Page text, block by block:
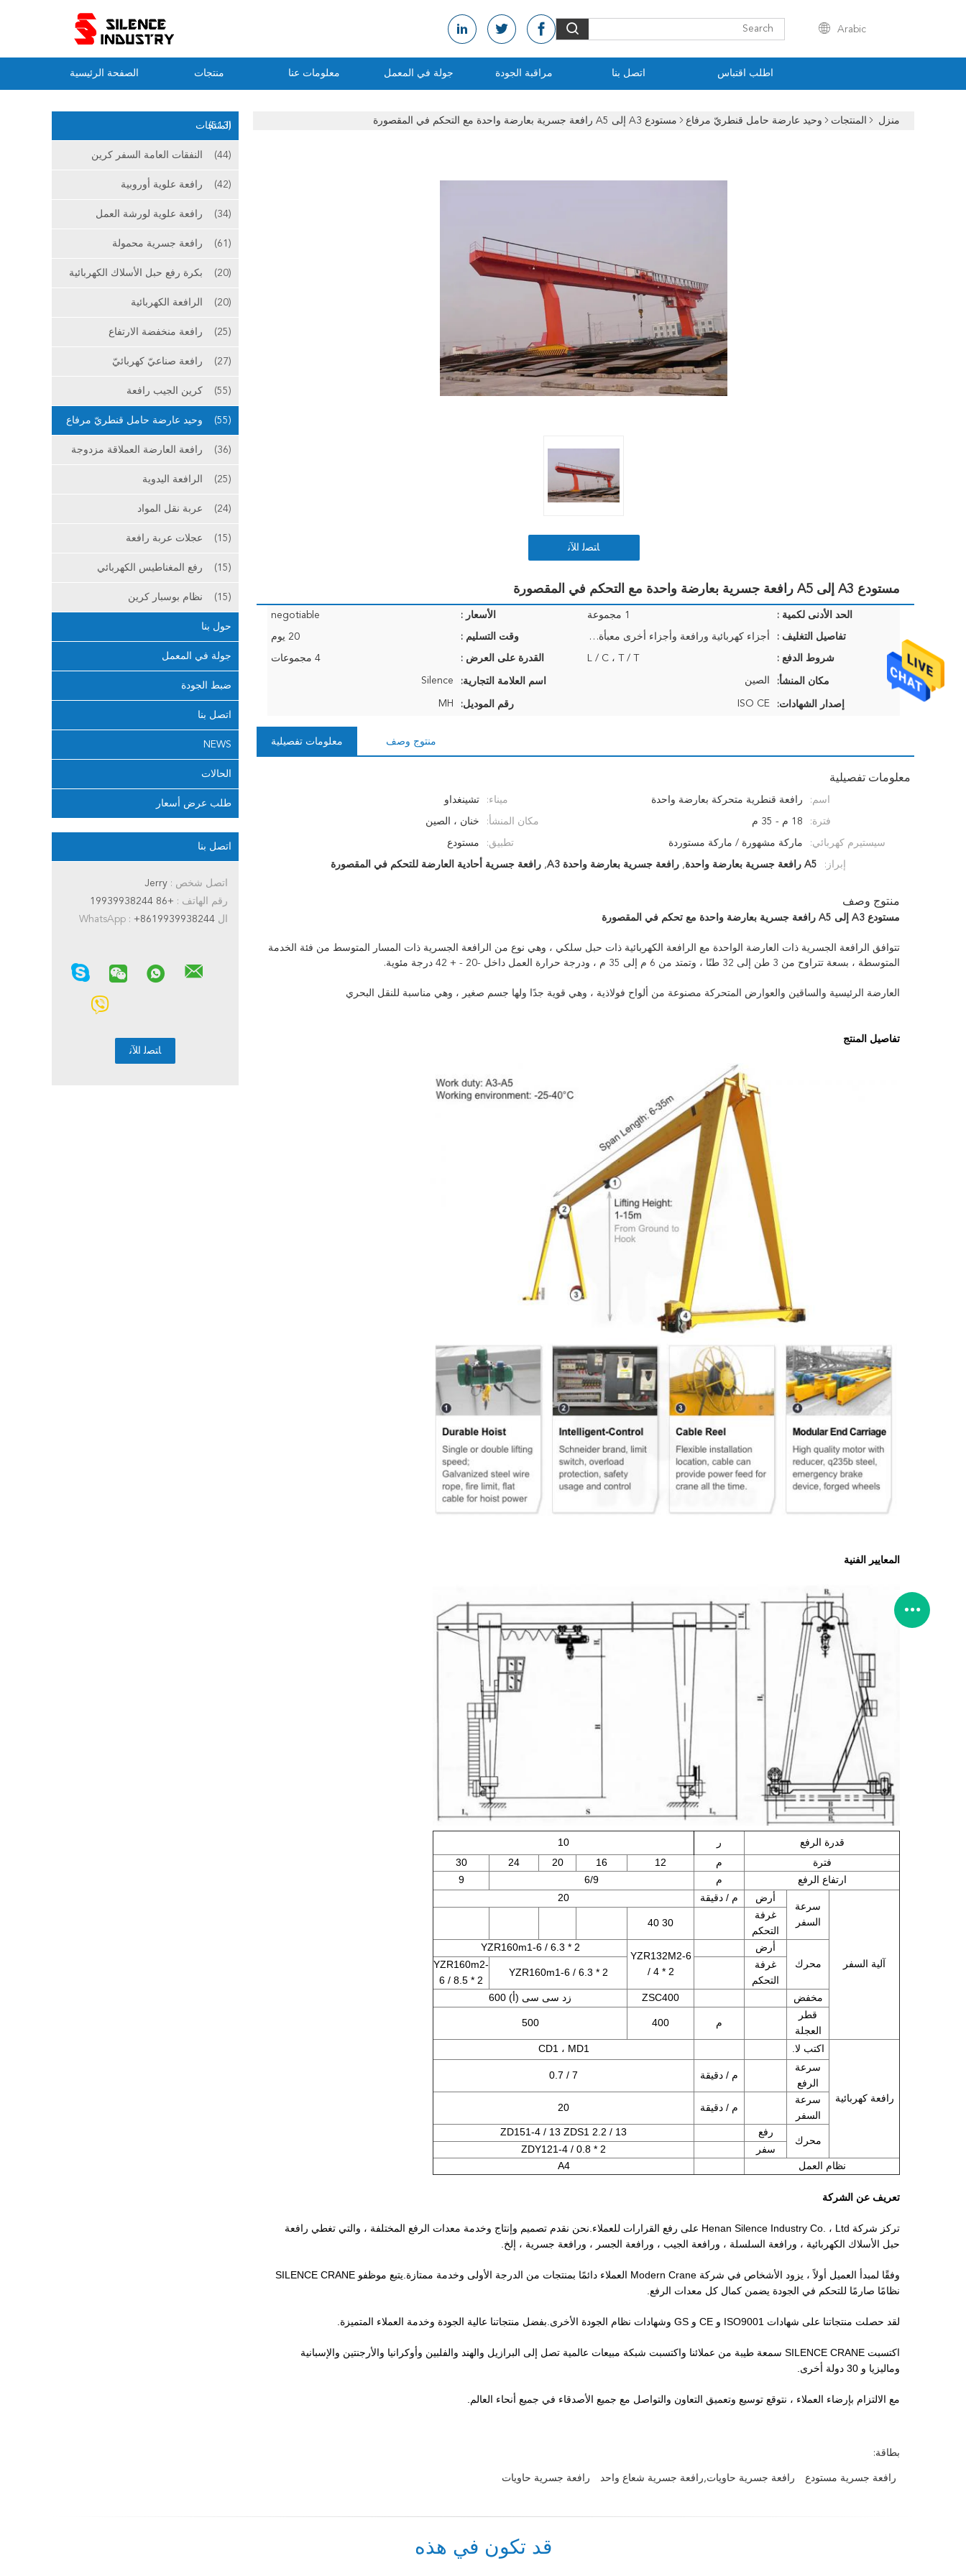
Arabic
الصفحة الرئيسية منتجات معلومات عنا جولة في المعمل مراقبة الجودة اتصل بنا اطلب اقتباس
المنتجات(513)
النفقات العامة السفر كرين (44)
رافعة علوية أوروبية (42)
رافعة علوية لورشة العمل (34)
رافعة جسرية محمولة (61)
بكرة رفع حبل الأسلاك الكهربائية (20)
الرافعة الكهربائية (20)
رافعة منخفضة الارتفاع (25)
رافعة صناعيّ كهربائيّ (27)
كرين الجيب رافعة (55)
وحيد عارضة حامل قنطريّ مرفاع (55)
رافعة العارضة العملاقة مزدوجة (36)
الرافعة اليدوية (25)
عربة نقل المواد (24)
عجلات عربة رافعة (15)
رفع المغناطيس الكهربائي (15)
نظام بوسبار كرين (15)
حول بنا
جولة في المعمل
ضبط الجودة
اتصل بنا
NEWS
الحالات
طلب عرض أسعار
اتصل بنا
اتصل شخص :
رقم الهاتف : +86 19939938244
ال WhatsApp : +8619939938244
منزل المنتجات وحيد عارضة حامل قنطريّ مرفاع مستودع A3 إلى A5 رافعة جسرية بعارضة واحدة مع التحكم في المقصورة
ﺎﺘﺼﻟ ﺍﻶﻧ
مستودع A3 إلى A5 رافعة جسرية بعارضة واحدة مع التحكم في المقصورة
الحد الأدنى لكمية : 1 مجموعة الأسعار : negotiable
تفاصيل التغليف : أجزاء كهربائية ورافعة وأجزاء أخرى معبأة بواسطة صندوق خشب رقائقي عالي الجودة ؛ حزم من القماش البلاستي وقت التسليم : 20 يوم
شروط الدفع : L / C ، T / T القدرة على العرض : 4 مجموعات
مكان المنشأ: الصين اسم العلامة التجارية: Silence
إصدار الشهادات: ISO CE رقم الموديل: MH
معلومات تفصيلية منتوج وصف
معلومات تفصيلية
اسم: رافعة قنطرية متحركة بعارضة واحدة ميناء: تشينغداو
فترة: 18 م - 35 م مكان المنشأ: خنان ، الصين
سيستيرم كهربائي: ماركة مشهورة / ماركة مستوردة تطبيق: مستودع
إبراز: A5 رافعة جسرية بعارضة واحدة , رافعة جسرية بعارضة واحدة A3 , رافعة جسرية أحادية العارضة للتحكم في المقصورة
منتوج وصف
مستودع A3 إلى A5 رافعة جسرية بعارضة واحدة مع تحكم في المقصورة
تتوافق الرافعة الجسرية ذات العارضة الواحدة مع الرافعة الكهربائية ذات حبل سلكي ، وهي نوع من الرافعة الجسرية ذات المسار المتوسط ​​من فئة الخدمة
المتوسطة ، بسعة تتراوح من 3 طن إلى 32 طنًا ، وتمتد من 6 م إلى 35 م ، ودرجة حرارة العمل داخل -20 - + 42 درجة مئوية.
العارضة الرئيسية والساقين والعوارض المتحركة مصنوعة من ألواح فولاذية ، وهي قوية جدًا ولها جسم صغير ، وهي مناسبة للنقل البحري
تفاصيل المنتج
المعايير الفنية
قدرة الرفع ر
10
فترة
م 12
16
20
24
30
ارتفاع الرفع
م 6/9
9
آلية السفر
سرعة
السفر
أرض م / دقيقة
20
غرفة
التحكم
30 40
محرك
أرض
YZR132M2-6
/ 4 * 2
YZR160m1-6 / 6.3 * 2
غرفة
التحكم
YZR160m1-6 / 6.3 * 2
YZR160m2-
6 / 8.5 * 2
مخفض
ZSC400
زد سى سى (أ) 600
قطر
العجلة
م 400
500
رافعة كهربائية
اكتب لا.
CD1 ، MD1
سرعة
الرفع
م / دقيقة 7 / 0.7
سرعة
السفر
م / دقيقة 20
محرك
رفع
ZD151-4 / 13 ZDS1 2.2 / 13
سفر
ZDY121-4 / 0.8 * 2
نظام العمل
A4
تعريف عن الشركة
تركز شركة Henan Silence Industry Co. ، Ltd على رفع القرارات للعملاء.نحن نقدم تصميم وإنتاج وخدمة معدات الرفع المختلفة ، والتي تغطي رافعة
حبل الأسلاك الكهربائية ، ورافعة السلسلة ، ورافعة الجيب ، ورافعة الجسر ، ورافعة جسرية ، إلخ.
وفقًا لمبدأ العميل أولاً ، يزود الأشخاص في شركة Modern Crane العملاء دائمًا بمنتجات من الدرجة الأولى وخدمة ممتازة.يتبع موظفو SILENCE CRANE
نظامًا صارمًا للتحكم في الجودة يضمن كمال كل معدات الرفع.
لقد حصلت منتجاتنا على شهادات ISO9001 و CE و GS وشهادات نظام الجودة الأخرى.بفضل منتجاتنا عالية الجودة وخدمة العملاء المتميزة.
اكتسبت SILENCE CRANE سمعة طيبة من عملائنا واكتسبت شبكة مبيعات عالمية تصل إلى البرازيل والهند والفلبين وأوكرانيا والأرجنتين والإسبانية
وماليزيا و 30 دولة أخرى.
مع الالتزام بإرضاء العملاء ، نتوقع توسيع وتعميق التعاون والتواصل مع جميع الأصدقاء في جميع أنحاء العالم.
بطاقة:
رافعة جسرية مستودع رافعة جسرية حاويات,رافعة جسرية شعاع واحد رافعة جسرية حاويات
قد تكون في هذه